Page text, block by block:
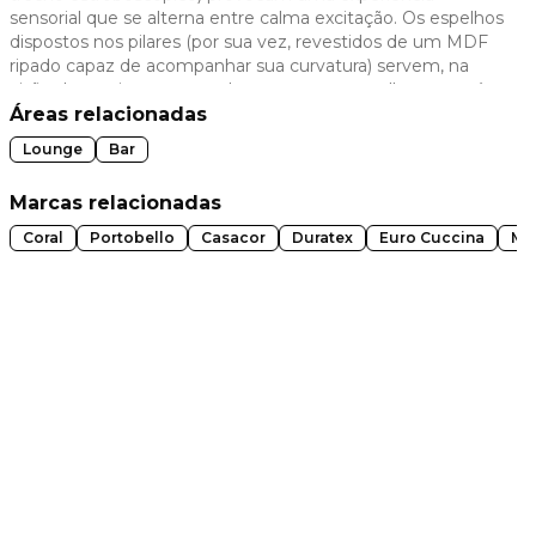
slide
slide
sensorial que se alterna entre calma excitação. Os espelhos
dispostos nos pilares (por sua vez, revestidos de um MDF
ripado capaz de acompanhar sua curvatura) servem, na
visão da arquiteta, como chamamento para olhar para trás.
Áreas relacionadas
Lounge Bar
Marcas relacionadas
Coral Portobello Casacor Duratex Euro Cuccina